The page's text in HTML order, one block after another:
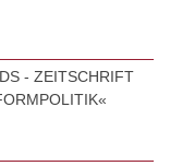
- ZEITSCHRIFT